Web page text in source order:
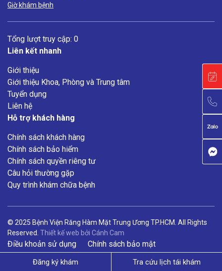
Đăng ký khám Tra cứu lịch tái khám
Giờ khám bệnh
Tổng lượt truy cập: 0
Liên kết nhanh
Giới thiệu
Giới thiệu Khoa, Phòng và Trung tâm
Tuyển dụng
Liên hệ
Hỗ trợ khách hàng
Chính sách khách hàng
Chính sách bảo hiểm
Chính sách quyền riêng tư
Câu hỏi thường gặp
Quy trình khám chữa bệnh
© 2025 Bệnh Viện Răng Hàm Mặt Trung Ương TP.HCM. All Rights
Reserved. Thiết kế web bởi Cánh Cam
Điều khoản sử dụng Chính sách bảo mật